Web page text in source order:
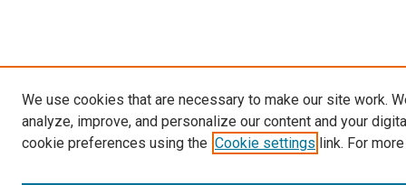
We use cookies that are necessary to make our site work.
analyze, improve, and personalize our content and your
cookie preferences using the Cookie settings link. For